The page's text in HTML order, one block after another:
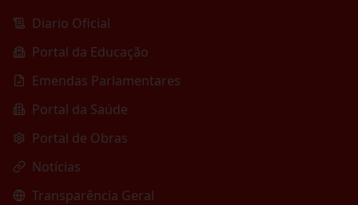
Diario Oficial
Portal da Educação
Emendas Parlamentares
Portal da Saúde
Portal de Obras
Notícias
Transparência Geral